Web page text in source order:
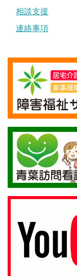
相談支援
連絡事項